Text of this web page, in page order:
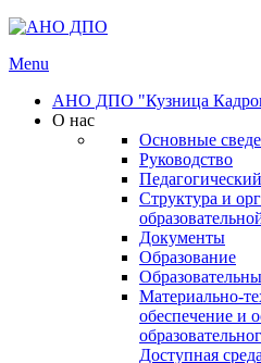
Menu
АНО ДПО "Кузница
О нас
Основные
Руководство
Структура и
Документы
Образование
Материально-
обеспечение и
Доступная среда